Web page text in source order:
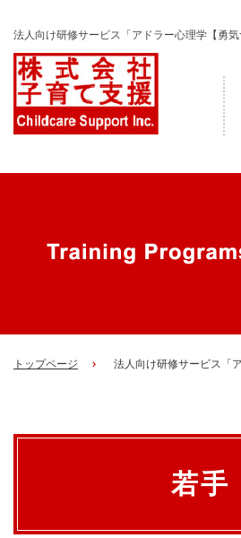
法人向け研修サービス「アドラー心理学【勇
トップページ 法人向け研修サービス「
若手